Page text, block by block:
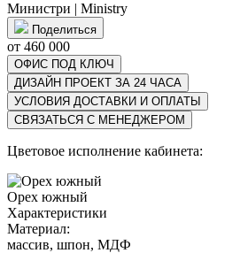
Министри | Ministry
Поделиться
от 460 000
ОФИС ПОД КЛЮЧ
ДИЗАЙН ПРОЕКТ ЗА 24 ЧАСА
УСЛОВИЯ ДОСТАВКИ И ОПЛАТЫ
СВЯЗАТЬСЯ С МЕНЕДЖЕРОМ
Цветовое исполнение кабинета:
Орех южный
Характеристики
Материал:
массив, шпон, МДФ